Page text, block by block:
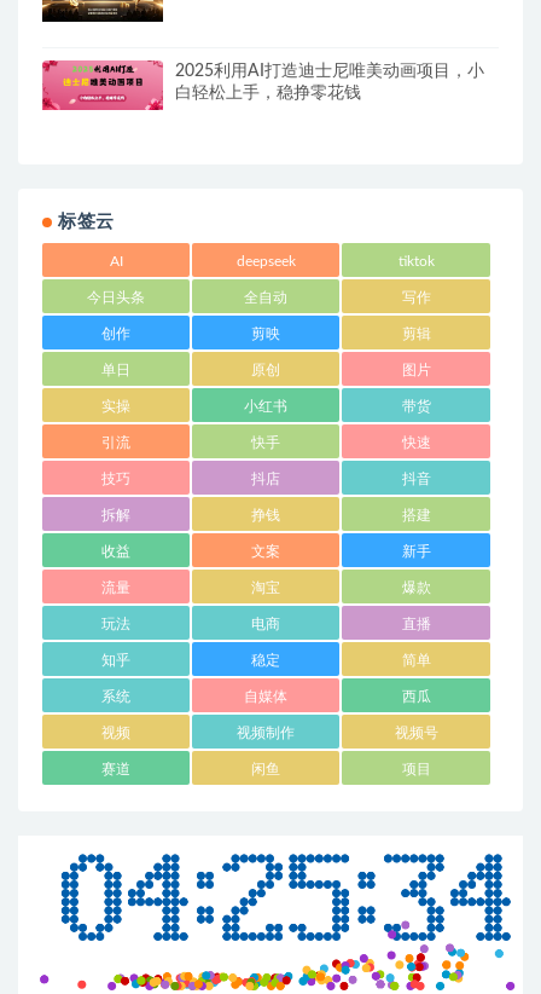
2025利用AI打造迪士尼唯美动画项目，小
白轻松上手，稳挣零花钱
标签云
AI deepseek tiktok
今日头条 全自动 写作
创作 剪映 剪辑
单日 原创 图片
实操 小红书 带货
引流 快手 快速
技巧 抖店 抖音
拆解 挣钱 搭建
收益 文案 新手
流量 淘宝 爆款
玩法 电商 直播
知乎 稳定 简单
系统 自媒体 西瓜
视频 视频制作 视频号
赛道 闲鱼 项目